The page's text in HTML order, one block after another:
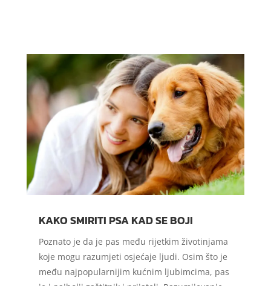
KAKO SMIRITI PSA KAD SE BOJI
Poznato je da je pas među rijetkim životinjama
koje mogu razumjeti osjećaje ljudi. Osim što je
među najpopularnijim kućnim ljubimcima, pas